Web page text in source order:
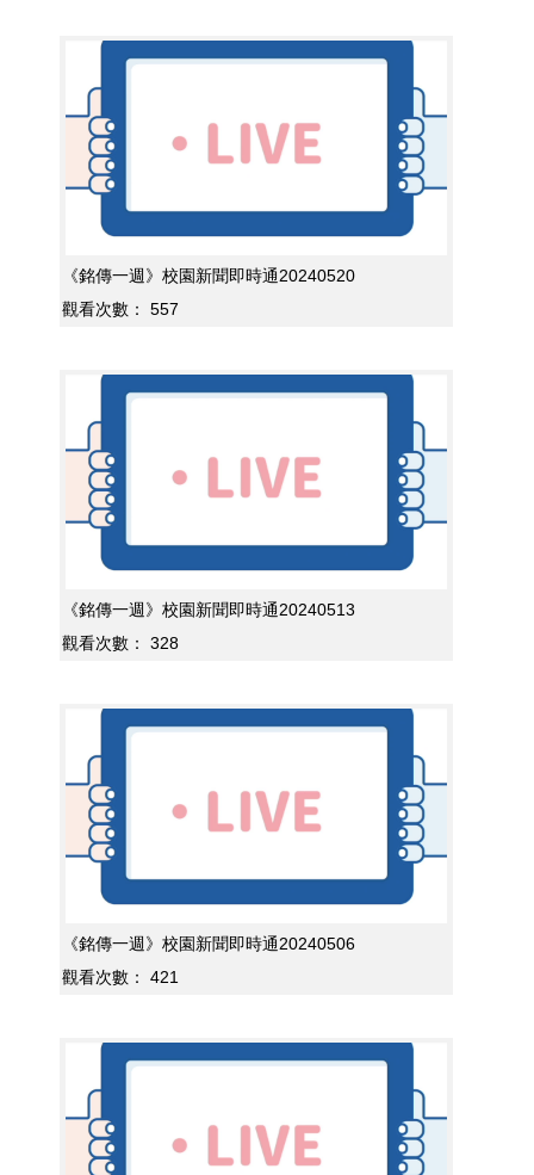
《銘傳一週》校園新聞即時通20240520
觀看次數：
557
《銘傳一週》校園新聞即時通20240513
觀看次數：
328
《銘傳一週》校園新聞即時通20240506
觀看次數：
421